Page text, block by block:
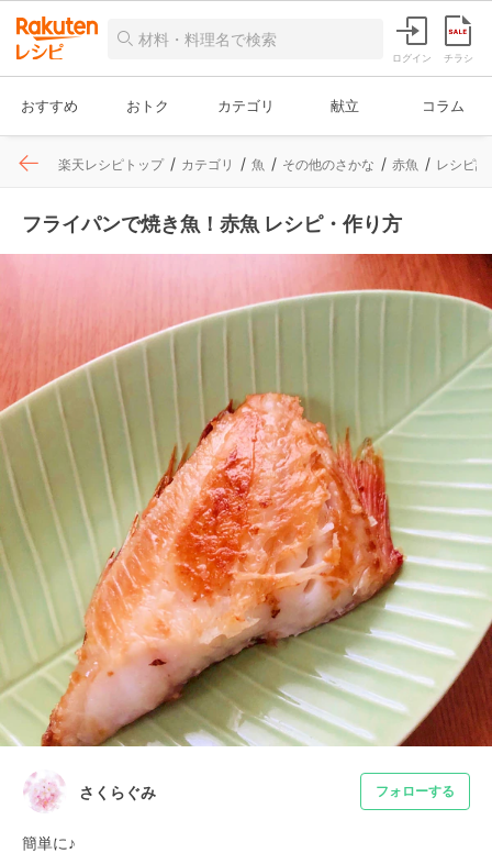
ログイン チラシ
おすすめ おトク カテゴリ 献立 コラム
楽天レシピトップ カテゴリ 魚 その他のさかな 赤魚 レシピ詳
フライパンで焼き魚！赤魚 レシピ・作り方
さくらぐみ フォローする
簡単に♪